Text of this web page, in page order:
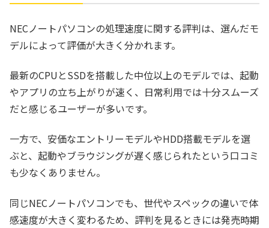
NECノートパソコンの処理速度に関する評判は、選んだモ
デルによって評価が大きく分かれます。
最新のCPUとSSDを搭載した中位以上のモデルでは、起動
やアプリの立ち上がりが速く、日常利用では十分スムーズ
だと感じるユーザーが多いです。
一方で、安価なエントリーモデルやHDD搭載モデルを選
ぶと、起動やブラウジングが遅く感じられたという口コミ
も少なくありません。
同じNECノートパソコンでも、世代やスペックの違いで体
感速度が大きく変わるため、評判を見るときには発売時期